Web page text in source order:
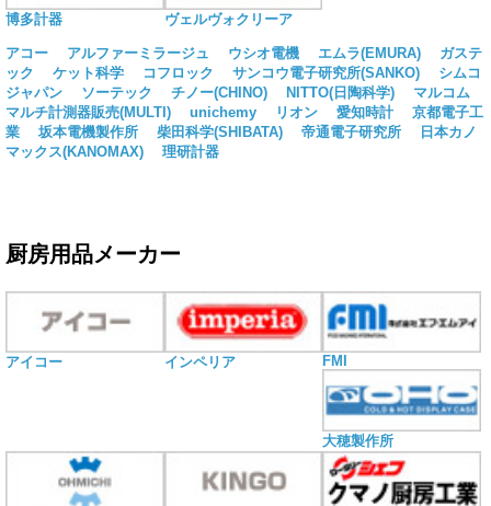
博多計器 ヴェルヴォクリーア
アコー アルファーミラージュ ウシオ電機 エムラ(EMURA)
ガステ
ック
ケット科学 コフロック サンコウ電子研究所(SANKO)
シムコ
ジャパン
ソーテック チノー(CHINO) NITTO(日陶科学)
マルコム
マルチ計測器販売(MULTI)
unichemy リオン 愛知時計
京都電子工
業
坂本電機製作所 柴田科学(SHIBATA) 帝通電子研究所
日本カノ
マックス(KANOMAX)
理研計器
厨房用品メーカー
アイコー インペリア FMI
大穂製作所